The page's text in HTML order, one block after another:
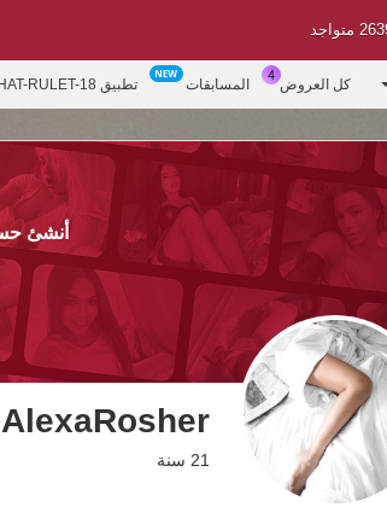
متواجد
كل العروض المسابقات تطبيق CHAT-RULET-18
أنشئ
AlexaRosher
21 سنة